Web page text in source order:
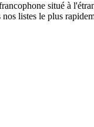
situé à
listes le plus